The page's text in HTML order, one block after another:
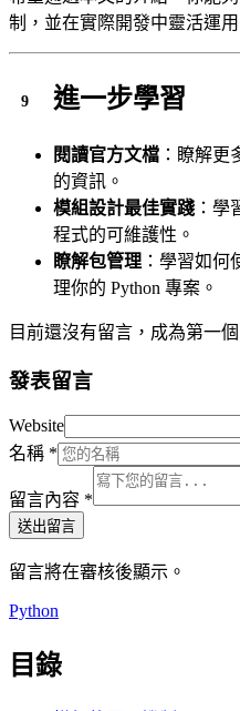
制，並在實際開發中靈活運用
進一步學習
閱讀官方文檔 ：瞭解更
的資訊。
模組設計最佳實踐 ：學
程式的可維護性。
瞭解包管理 ：學習如何
理你的 Python 專案。
目前還沒有留言，成為第一個
發表留言
Website
名稱 *
留言內容 *
送出留言
留言將在審核後顯示。
Python
目錄